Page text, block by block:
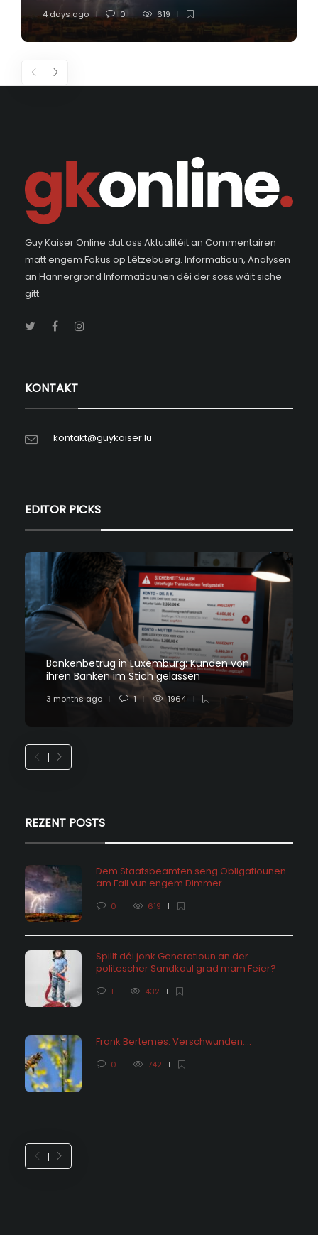
4 days ago 0 619
Guy Kaiser Online dat ass Aktualitéit an Commentairen
matt engem Fokus op Lëtzebuerg. Informatioun, Analysen
an Hannergrond Informatiounen déi der soss wäit siche
gitt.
KONTAKT
kontakt@guykaiser.lu
EDITOR PICKS
Bankenbetrug in Luxemburg: Kunden von
ihren Banken im Stich gelassen
3 months ago 1 1964
REZENT POSTS
Dem Staatsbeamten seng Obligatiounen
am Fall vun engem Dimmer
0 619
Spillt déi jonk Generatioun an der
politescher Sandkaul grad mam Feier?
1 432
Frank Bertemes: Verschwunden….
0 742